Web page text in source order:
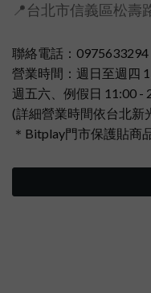
📍台北市信義區松壽
聯絡電話：0975633294
營業時間：週日至週四
週五六、例假日 11:00 -
(詳細營業時間依台北新
＊Bitplay門市保護貼商